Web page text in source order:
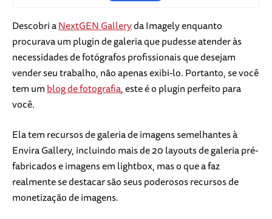
Descobri aNextGEN Galleryda Imagely enquanto
procurava um plugin de galeria que pudesse atender às
necessidades de fotógrafos profissionais que desejam
vender seu trabalho, não apenas exibi-lo. Portanto, se você
tem umblog de fotografia, este é o plugin perfeito para
você.
Ela tem recursos de galeria de imagens semelhantes à
Envira Gallery, incluindo mais de 20 layouts de galeria pré-
fabricados e imagens em lightbox, mas o que a faz
realmente se destacar são seus poderosos recursos de
monetização de imagens.